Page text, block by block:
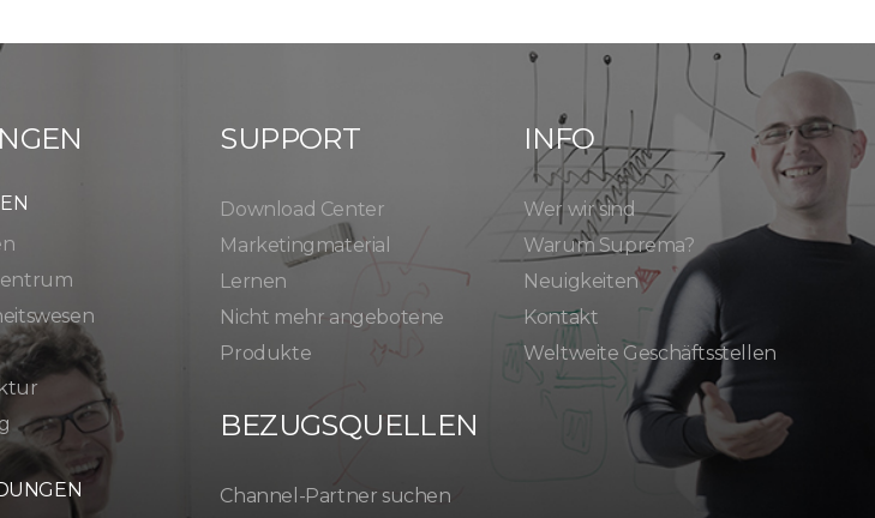
SUPPORT
Download Center
Marketingmaterial
Lernen
Nicht mehr angebotene
Produkte
INFO
Wer wir sind
Warum Suprema?
Neuigkeiten
Kontakt
Weltweite Geschäftsstellen
BEZUGSQUELLEN
Channel-Partner suchen